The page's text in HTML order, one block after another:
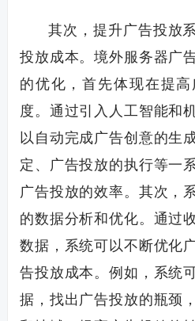
其次，提升广告投放
投放成本。境外服务器广
的优化，首先体现在提
度。通过引入人工智能和
以自动完成广告创意的生
定、广告投放的执行等一
广告投放的效率。其次，
的数据分析和优化。通过
数据，系统可以不断优化
告投放成本。例如，系统
据，找出广告投放的瓶颈